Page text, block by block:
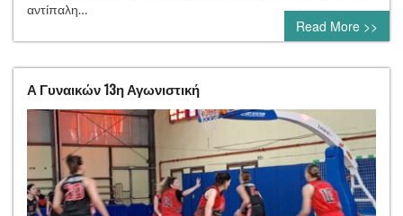
αντίπαλη…
Read More >>
Α Γυναικών 13η Αγωνιστική